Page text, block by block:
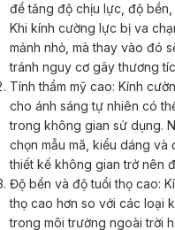
để tăng độ chịu lực, độ
Khi kính cường lực bị va
mảnh nhỏ, mà thay vào đó
tránh nguy cơ gây thương
Tính thẩm mỹ cao: Kính
cho ánh sáng tự nhiên có
trong không gian sử dụng.
chọn mẫu mã, kiểu dáng
thiết kế không gian trở nên
Độ bền và độ tuổi thọ cao:
thọ cao hơn so với các loại
trong môi trường ngoài trời